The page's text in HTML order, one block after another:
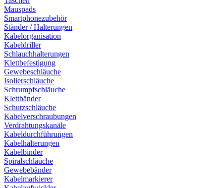
Mauspads
Smartphonezubehör
Ständer / Halterungen
Kabelorganisation
Kabeldriller
Schlauchhalterungen
Klettbefestigung
Gewebeschläuche
Isolierschläuche
Schrumpfschläuche
Klettbänder
Schutzschläuche
Kabelverschraubungen
Verdrahtungskanäle
Kabeldurchführungen
Kabelhalterungen
Kabelbinder
Spiralschläuche
Gewebebänder
Kabelmarkierer